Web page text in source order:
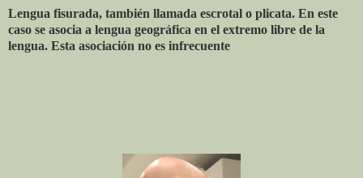
Lengua fisurada, también llamada escrotal o plicata. En este
caso se asocia a lengua geográfica en el extremo libre de la
lengua. Esta asociación no es infrecuente